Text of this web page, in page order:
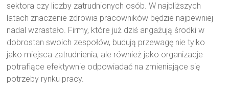
sektora czy liczby zatrudnionych osób. W najbliższych
latach znaczenie zdrowia pracowników będzie najpewniej
nadal wzrastało. Firmy, które już dziś angażują środki w
dobrostan swoich zespołów, budują przewagę nie tylko
jako miejsca zatrudnienia, ale również jako organizacje
potrafiące efektywnie odpowiadać na zmieniające się
potrzeby rynku pracy.